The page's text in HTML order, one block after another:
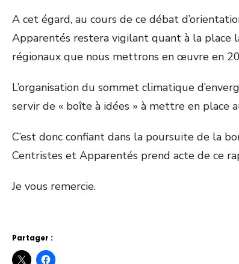
A cet égard, au cours de ce débat
Apparentés restera vigilant quant à la place
régionaux que nous mettrons en œuvre en
L’organisation du sommet climatique
servir de « boîte à idées » à mettre en place
C’est donc confiant dans la poursuite de la
Centristes et Apparentés prend acte de ce
Je vous remercie.
Partager :